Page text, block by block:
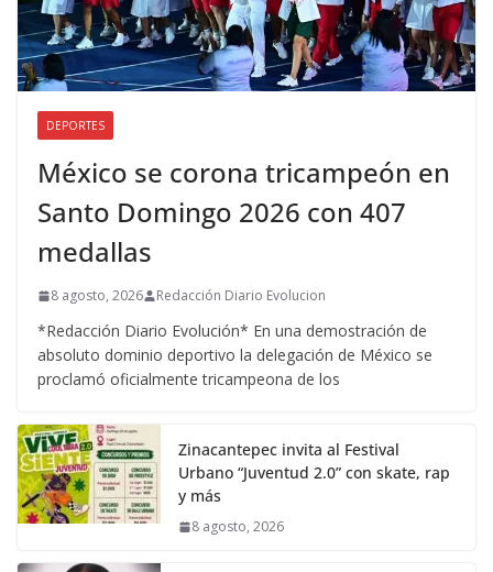
DEPORTES
México se corona tricampeón en
Santo Domingo 2026 con 407
medallas
8 agosto, 2026 Redacción Diario Evolucion
*Redacción Diario Evolución* En una demostración de
absoluto dominio deportivo la delegación de México se
proclamó oficialmente tricampeona de los
Zinacantepec invita al Festival
Urbano “Juventud 2.0” con skate, rap
y más
8 agosto, 2026